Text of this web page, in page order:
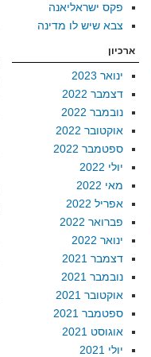
פקס ישראליאנה
צבא שיש לו מדינה
ארכיון
ינואר 2023
דצמבר 2022
נובמבר 2022
אוקטובר 2022
ספטמבר 2022
יולי 2022
מאי 2022
אפריל 2022
פברואר 2022
ינואר 2022
דצמבר 2021
נובמבר 2021
אוקטובר 2021
ספטמבר 2021
אוגוסט 2021
יולי 2021